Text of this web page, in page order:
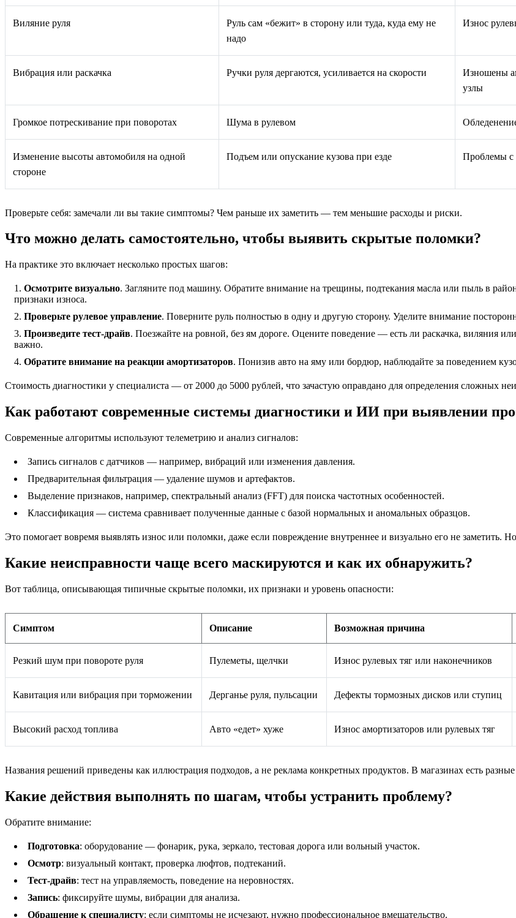
Виляние руля
Руль сам «бежит» в сторону или туда, куда ему не
надо
Износ
Вибрация или раскачка Ручки руля дергаются, усиливается на скорости
Изношены
узлы
Громкое потрескивание при поворотах Шума в рулевом
Изменение высоты автомобиля на одной
стороне
Подъем или опускание кузова при езде Проблемы с
Проверьте себя: замечали ли вы такие симптомы? Чем раньше их заметить — тем меньшие расходы и риски.
Что можно делать самостоятельно, чтобы выявить скрытые поломки?
На практике это включает несколько простых шагов:
Осмотрите визуально. Загляните под машину. Обратите внимание на трещины, подтекания масла или пыль в
признаки износа.
Проверьте рулевое управление. Поверните руль полностью в одну и другую сторону. Уделите внимание
Произведите тест-драйв. Поезжайте на ровной, без ям дороге. Оцените поведение — есть ли раскачка, виляния
важно.
Обратите внимание на реакции амортизаторов. Понизив авто на яму или бордюр, наблюдайте за поведением
Стоимость диагностики у специалиста — от 2000 до 5000 рублей, что зачастую оправдано для определения сложных
Как работают современные системы диагностики и ИИ при выявлении
Современные алгоритмы используют телеметрию и анализ сигналов:
Запись сигналов с датчиков — например, вибраций или изменения давления.
Предварительная фильтрация — удаление шумов и артефактов.
Выделение признаков, например, спектральный анализ (FFT) для поиска частотных особенностей.
Классификация — система сравнивает полученные данные с базой нормальных и аномальных образцов.
Это помогает вовремя выявлять износ или поломки, даже если повреждение внутреннее и визуально его не заметить.
Какие неисправности чаще всего маскируются и как их обнаружить?
Вот таблица, описывающая типичные скрытые поломки, их признаки и уровень опасности:
Симптом Описание Возможная причина
Резкий шум при повороте руля Пулеметы, щелчки Износ рулевых тяг или наконечников
Кавитация или вибрация при торможении Дерганье руля, пульсации Дефекты тормозных дисков или ступиц
Высокий расход топлива Авто «едет» хуже Износ амортизаторов или рулевых тяг
Названия решений приведены как иллюстрация подходов, а не реклама конкретных продуктов. В магазинах есть
Какие действия выполнять по шагам, чтобы устранить проблему?
Обратите внимание:
Подготовка: оборудование — фонарик, рука, зеркало, тестовая дорога или вольный участок.
Осмотр: визуальный контакт, проверка люфтов, подтеканий.
Тест-драйв: тест на управляемость, поведение на неровностях.
Запись: фиксируйте шумы, вибрации для анализа.
Обращение к специалисту: если симптомы не исчезают, нужно профессиональное вмешательство.